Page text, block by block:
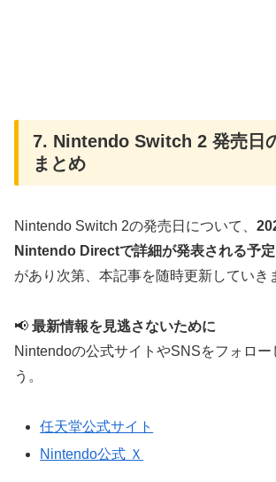
7. Nintendo Switch 2 発売日
まとめ
Nintendo Switch 2の発売日について、
Nintendo Directで詳細が発表される予定
があり次第、本記事を随時更新していき
📢 最新情報を見逃さないために
Nintendoの公式サイトやSNSをフォロー
う。
任天堂公式サイト
Nintendo公式 Ｘ